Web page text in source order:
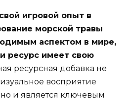
игровой опыт в
морской травы
аспектом в мире,
ресурс имеет свою
ресурсная добавка не
восприятие
и является ключевым